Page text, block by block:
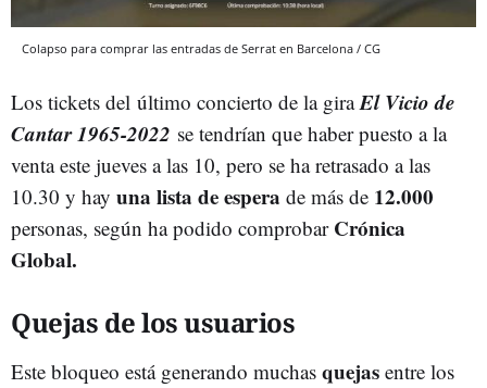
Colapso para comprar las entradas de Serrat en Barcelona / CG
Los tickets del último concierto de la giraEl Vicio de
Cantar 1965-2022 se tendrían que haber puesto a la
venta este jueves a las 10, pero se ha retrasado a las
10.30 y hay una lista de espera de más de 12.000
personas, según ha podido comprobar Crónica
Global.
Quejas de los usuarios
Este bloqueo está generando muchas quejas entre los